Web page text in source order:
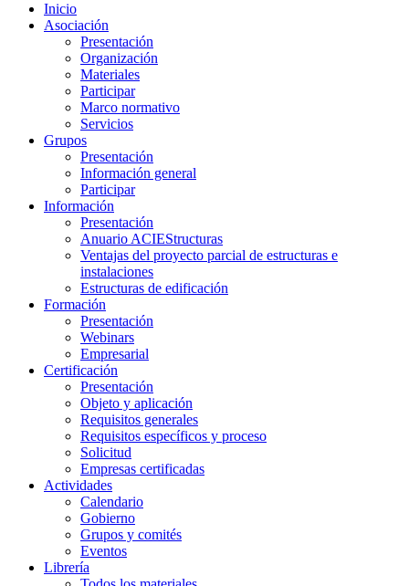
Inicio
Asociación
Presentación
Organización
Materiales
Participar
Marco normativo
Servicios
Grupos
Presentación
Información general
Participar
Información
Presentación
Anuario ACIEStructuras
Ventajas del proyecto parcial de estructuras e
instalaciones
Estructuras de edificación
Formación
Presentación
Webinars
Empresarial
Certificación
Presentación
Objeto y aplicación
Requisitos generales
Requisitos específicos y proceso
Solicitud
Empresas certificadas
Actividades
Calendario
Gobierno
Grupos y comités
Eventos
Librería